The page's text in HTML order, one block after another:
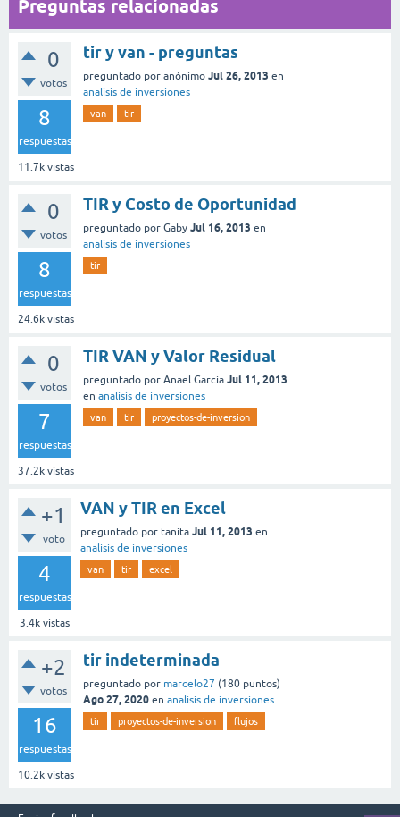
Preguntas relacionadas
0
votos
8
respuestas
11.7k vistas
tir y van - preguntas
preguntado por anónimo Jul 26, 2013 en
analisis de inversiones
van tir
0
votos
8
respuestas
24.6k vistas
TIR y Costo de Oportunidad
preguntado por Gaby Jul 16, 2013 en
analisis de inversiones
tir
0
votos
7
respuestas
37.2k vistas
TIR VAN y Valor Residual
preguntado por Anael Garcia Jul 11, 2013
en analisis de inversiones
van tir proyectos-de-inversion
+1
voto
4
respuestas
3.4k vistas
VAN y TIR en Excel
preguntado por tanita Jul 11, 2013 en
analisis de inversiones
van tir excel
+2
votos
16
respuestas
10.2k vistas
tir indeterminada
preguntado por marcelo27 (180 puntos)
Ago 27, 2020 en analisis de inversiones
tir proyectos-de-inversion flujos